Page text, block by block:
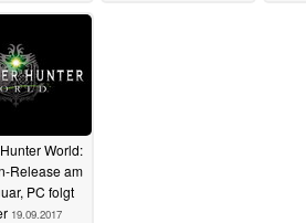
World:
Release am
PC folgt
19.09.2017